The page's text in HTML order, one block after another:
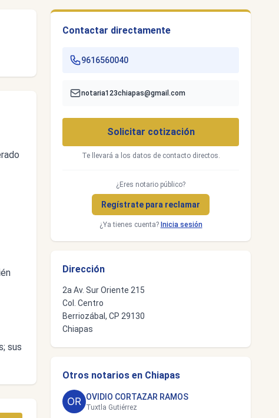
sus
Contactar directamente
9616560040
notaria123chiapas@gmail.com
Solicitar cotización
Te llevará a los datos de contacto directos.
¿Eres notario público?
Regístrate para reclamar
¿Ya tienes cuenta? Inicia sesión
Dirección
2a Av. Sur Oriente 215
Col. Centro
Berriozábal, CP 29130
Chiapas
Otros notarios en Chiapas
OVIDIO CORTAZAR RAMOS
Tuxtla Gutiérrez